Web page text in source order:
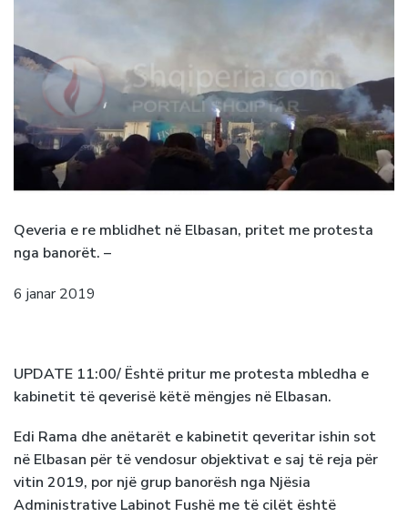
Qeveria e re mblidhet në Elbasan, pritet me protesta
nga banorët. –
6 janar 2019
UPDATE 11:00/ Është pritur me protesta mbledha e
kabinetit të qeverisë këtë mëngjes në Elbasan.
Edi Rama dhe anëtarët e kabinetit qeveritar ishin sot
në Elbasan për të vendosur objektivat e saj të reja për
vitin 2019, por një grup banorësh nga Njësia
Administrative Labinot Fushë me të cilët është